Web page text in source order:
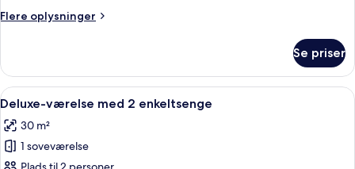
kingsize-
Flere oplysninger
Flere
værelse
1
seng
Se priser
Indlæs
alle
billeder
af
Et hotelværelse med to senge, et
6
Deluxe-værelse med 2 enkeltsenge
30 m²
1 soveværelse